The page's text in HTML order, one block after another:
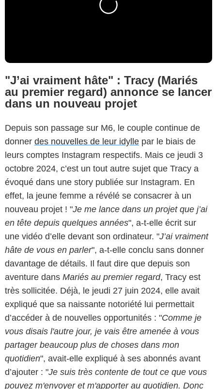
"J’ai vraiment hâte" : Tracy (Mariés
au premier regard) annonce se lancer
dans un nouveau projet
Depuis son passage sur M6, le couple continue de
donner des nouvelles de leur idylle par le biais de
leurs comptes Instagram respectifs. Mais ce jeudi 3
octobre 2024, c’est un tout autre sujet que Tracy a
évoqué dans une story publiée sur Instagram. En
effet, la jeune femme a révélé se consacrer à un
nouveau projet ! "Je me lance dans un projet que j’ai
en tête depuis quelques années", a-t-elle écrit sur
une vidéo d’elle devant son ordinateur. "J’ai vraiment
hâte de vous en parler", a-t-elle conclu sans donner
davantage de détails. Il faut dire que depuis son
aventure dans Mariés au premier regard, Tracy est
très sollicitée. Déjà, le jeudi 27 juin 2024, elle avait
expliqué que sa naissante notoriété lui permettait
d’accéder à de nouvelles opportunités : "Comme je
vous disais l'autre jour, je vais être amenée à vous
partager beaucoup plus de choses dans mon
quotidien", avait-elle expliqué à ses abonnés avant
d’ajouter : "Je suis très contente de tout ce que vous
pouvez m'envoyer et m'apporter au quotidien. Donc